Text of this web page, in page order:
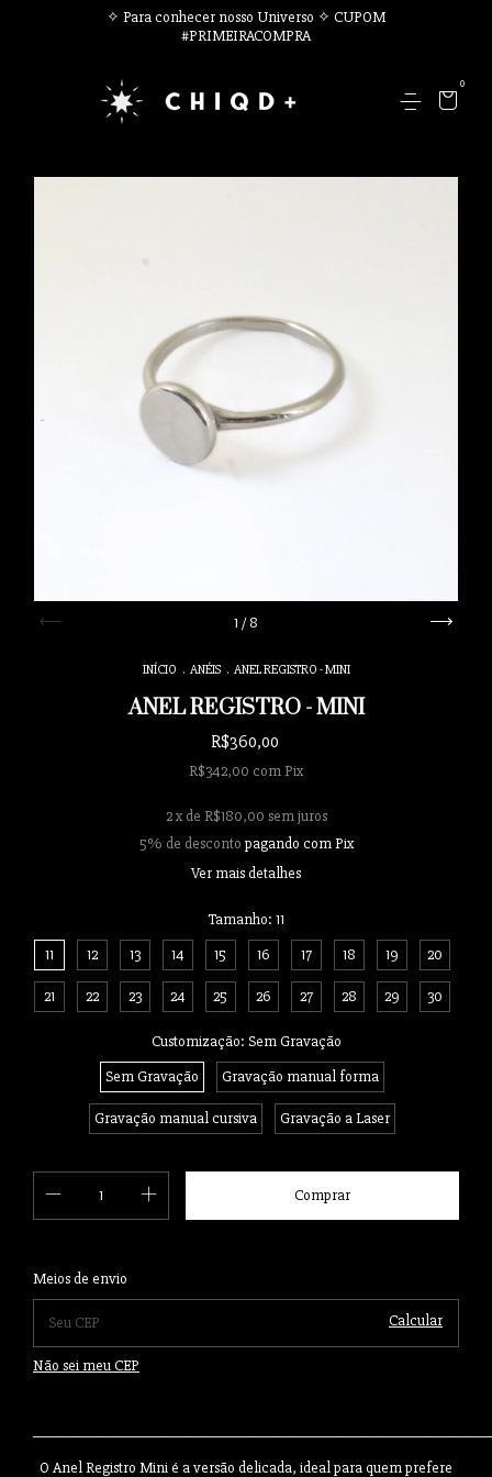
✧ Para conhecer nosso Universo ✧ CUPOM
#PRIMEIRACOMPRA
0
1 /8
INÍCIO . ANÉIS . ANEL REGISTRO - MINI
ANEL REGISTRO - MINI
R$360,00
R$342,00 com Pix
2 x de R$180,00 sem juros
5% de desconto pagando com Pix
Ver mais detalhes
Tamanho: 11
11
12 13 14 15 16 17 18 19 20
21 22 23 24 25 26 27 28 29 30
Customização: Sem Gravação
Sem Gravação
Gravação manual forma
Gravação manual cursiva Gravação a Laser
Entregas para o CEP:
Meios de envio
Calcular
Não sei meu CEP
O Anel Registro Mini é a versão delicada, ideal para quem prefere